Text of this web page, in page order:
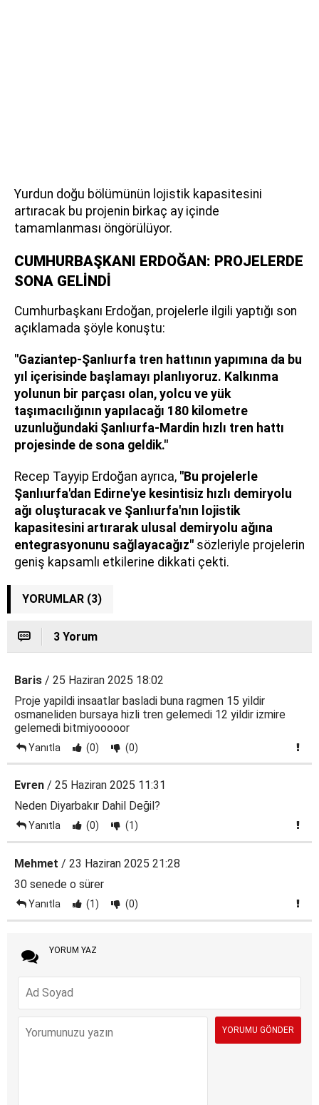
Yurdun doğu bölümünün lojistik kapasitesini
artıracak bu projenin birkaç ay içinde
tamamlanması öngörülüyor.
CUMHURBAŞKANI ERDOĞAN: PROJELERDE
SONA GELİNDİ
Cumhurbaşkanı Erdoğan, projelerle ilgili yaptığı son
açıklamada şöyle konuştu:
"Gaziantep-Şanlıurfa tren hattının yapımına da bu
yıl içerisinde başlamayı planlıyoruz. Kalkınma
yolunun bir parçası olan, yolcu ve yük
taşımacılığının yapılacağı 180 kilometre
uzunluğundaki Şanlıurfa-Mardin hızlı tren hattı
projesinde de sona geldik."
Recep Tayyip Erdoğan ayrıca, "Bu projelerle
Şanlıurfa'dan Edirne'ye kesintisiz hızlı demiryolu
ağı oluşturacak ve Şanlıurfa'nın lojistik
kapasitesini artırarak ulusal demiryolu ağına
entegrasyonunu sağlayacağız" sözleriyle projelerin
geniş kapsamlı etkilerine dikkati çekti.
YORUMLAR (3)
3 Yorum
Baris / 25 Haziran 2025 18:02
Proje yapildi insaatlar basladi buna ragmen 15 yildir
osmaneliden bursaya hizli tren gelemedi 12 yildir izmire
gelemedi bitmiyooooor
Yanıtla (0) (0)
Evren / 25 Haziran 2025 11:31
Neden Diyarbakır Dahil Değil?
Yanıtla (0) (1)
Mehmet / 23 Haziran 2025 21:28
30 senede o sürer
Yanıtla (1) (0)
YORUM YAZ